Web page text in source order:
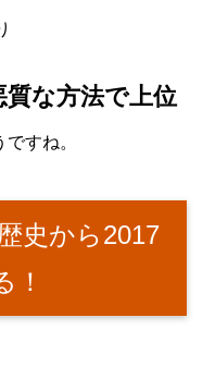
な方法で上位
すね。
史から2017
！